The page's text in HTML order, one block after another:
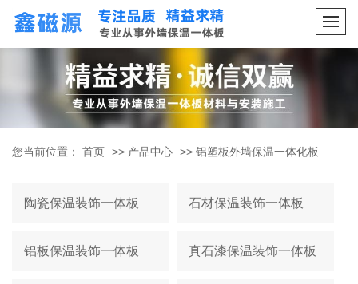
您当前位置： 首页 >> 产品中心 >> 铝塑板外墙保温一体化板
陶瓷保温装饰一体板 石材保温装饰一体板
铝板保温装饰一体板 真石漆保温装饰一体板